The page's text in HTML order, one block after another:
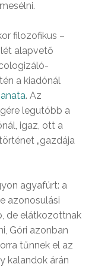
filozofikus –
lét alapvető
a kiadónál
. Az
legutóbb a
igaz, ott a
„gazdája
agyafúrt: a
azonosulási
de elátkozottnak
Góri azonban
tűnnek el az
kalandok árán